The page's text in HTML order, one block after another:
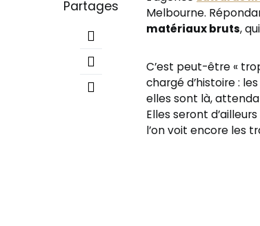
Partages
Melbourne.
matériaux bruts,
C’est peut-être «
chargé d’histoire : les
elles sont là,
Elles seront
l’on voit encore les